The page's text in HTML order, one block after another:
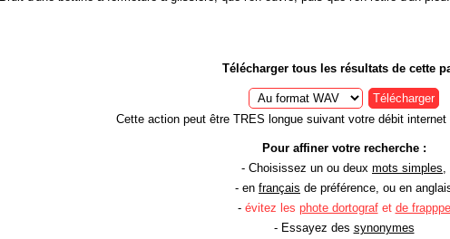
Télécharger tous les résultats de cette
Télécharger
Cette action peut être TRES longue suivant votre débit
Pour affiner votre recherche :
- Choisissez un ou deux mots simples,
- en français de préférence, ou en
- évitez les phote dortografet de frapppe
- Essayez des synonymes